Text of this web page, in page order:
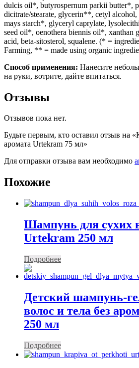
dulcis oil*, butyrospernum parkii butter*,
dicitrate/stearate, glycerin**, cetyl alcohol,
mays starch*, glyceryl caprylate,
seed oil*, oenothera biennis oil*, xanthan
acid, beta-sitosterol, squalene. (* =
Farming, ** = made using organic
Способ применения: Нанесите
на руки, вотрите, дайте впитаться.
Отзывы
Отзывов пока нет.
Будьте первым, кто оставил отзыв на
аромата Urtekram 75 мл»
Для отправки отзыва вам необходимо
Похожие
Шампунь для сухих
Urtekram 250 мл
Подробнее
Детский шампунь-
волос и тела без
250 мл
Подробнее